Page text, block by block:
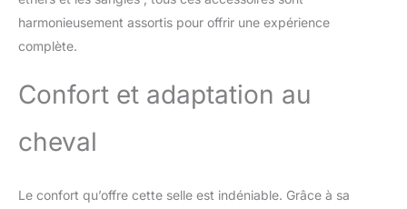
fournie avec un tapis de
selle lavable en machine
tapis de selle, 2 étriers, 1
paire d’étrivières, 1 sangle
convient parfaitement
harmonieusement assortis pour offrir une expérience
complète.
Confort et adaptation au
cheval
Le confort qu’offre cette selle est indéniable. Grâce à sa